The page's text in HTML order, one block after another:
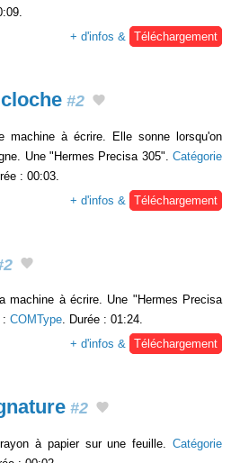
+ d'infos &
Téléchargement
#2
machine à écrire. Elle sonne lorsqu'on
Une "Hermes Precisa 305". Catégorie
: 00:03.
+ d'infos &
Téléchargement
machine à écrire. Une "Hermes Precisa
: COMType. Durée : 01:24.
+ d'infos & Téléchargement
#2
à papier sur une feuille. Catégorie